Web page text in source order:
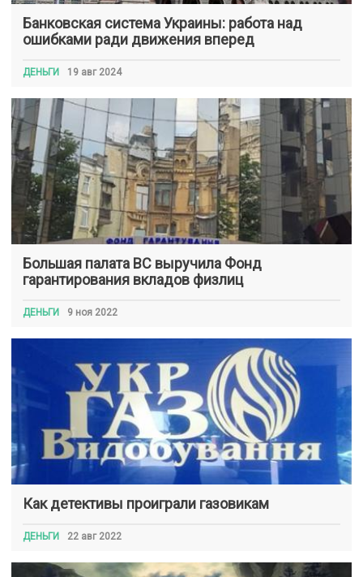
Банковская система Украины: работа над
ошибками ради движения вперед
ДЕНЬГИ 19 авг 2024
Большая палата ВС выручила Фонд
гарантирования вкладов физлиц
ДЕНЬГИ 9 ноя 2022
Как детективы проиграли газовикам
ДЕНЬГИ 22 авг 2022